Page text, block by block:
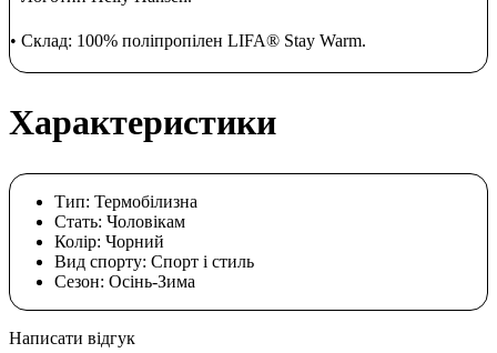
• Склад: 100% поліпропілен LIFA® Stay Warm.
Характеристики
Тип: Термобілизна
Стать: Чоловікам
Колір: Чорний
Вид спорту: Спорт і стиль
Сезон: Осінь-Зима
Написати відгук